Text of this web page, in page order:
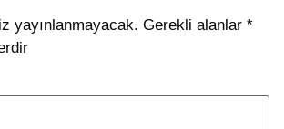
yayınlanmayacak. Gerekli alanlar *